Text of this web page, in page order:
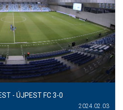
- ÚJPEST FC 3-0
2024.02.03